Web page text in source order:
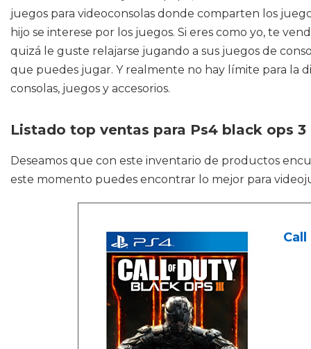
juegos para videoconsolas donde comparten los
hijo se interese por los juegos. Si eres como yo, te
quizá le guste relajarse jugando a sus juegos de
que puedes jugar. Y realmente no hay límite para la
consolas, juegos y accesorios.
Listado top ventas para Ps4 black ops 3
Deseamos que con este inventario de productos
este momento puedes encontrar lo mejor para